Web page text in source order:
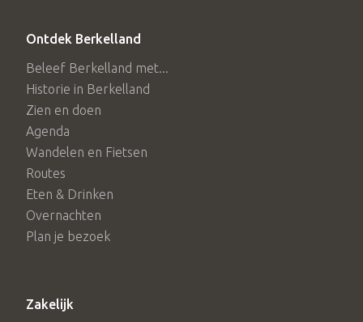
Ontdek Berkelland
Beleef Berkelland met...
Historie in Berkelland
Zien en doen
Agenda
Wandelen en Fietsen
Routes
Eten & Drinken
Overnachten
Plan je bezoek
Zakelijk